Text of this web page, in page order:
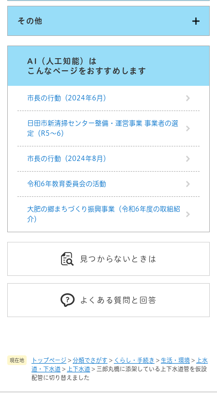
現在地 トップページ > 分類でさがす > くらし・手続き > 生活・環境 >
上水
道・下水道 > 上下水道 > 三郎丸橋に添架している上下水道管を仮設
配管に切り替えました
その他
AI（人工知能）は
こんなページをおすすめします
市長の行動（2024年6月）
日田市新清掃センター整備・運営事業 事業者の選
定（R5～6）
市長の行動（2024年8月）
令和6年教育委員会の活動
大肥の郷まちづくり振興事業（令和6年度の取組紹
介）
見つからないときは
よくある質問と回答